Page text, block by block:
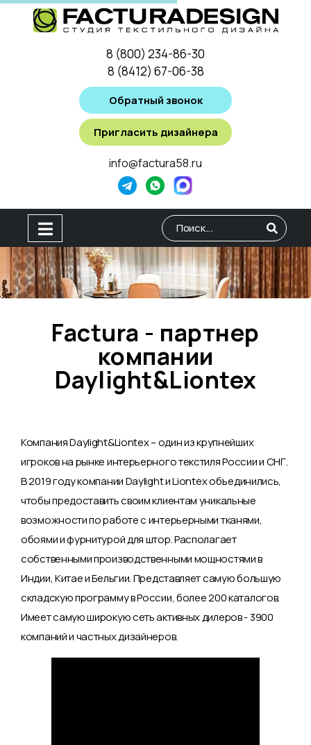
8 (800) 234-86-30
8 (8412) 67-06-38
Обратный звонок
Пригласить дизайнера
info@factura58.ru
Type 2 or more characters
Factura - партнер
компании
Daylight&Liontex
Компания Daylight&Liontex – один из крупнейших
игроков на рынке интерьерного текстиля России и СНГ.
В 2019 году компании Daylight и Liontex объединились,
чтобы предоставить своим клиентам уникальные
возможности по работе с интерьерными тканями,
обоями и фурнитурой для штор. Располагает
собственными производственными мощностями в
Индии, Китае и Бельгии. Представляет самую большую
складскую программу в России, более 200 каталогов.
Имеет самую широкую сеть активных дилеров - 3900
компаний и частных дизайнеров.